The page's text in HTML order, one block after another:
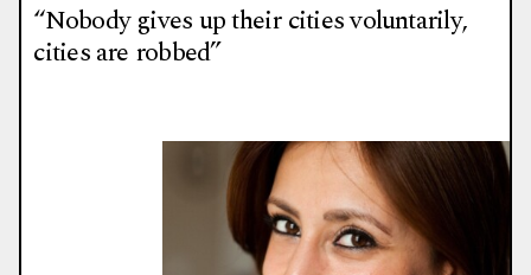
“Nobody gives up their cities voluntarily,
cities are robbed”